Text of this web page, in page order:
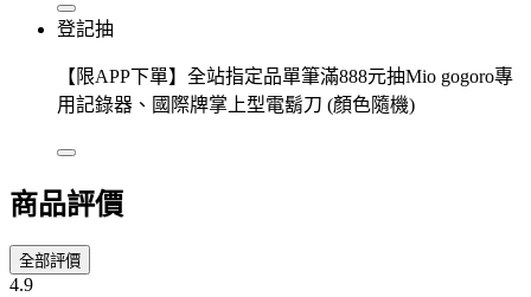
登記抽
【限APP下單】全站指定品單筆滿888元抽Mio gogoro專
用記錄器、國際牌掌上型電鬍刀 (顏色隨機)
商品評價
全部評價
4.9